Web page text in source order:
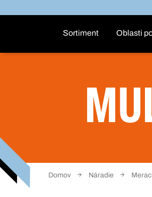
Sortiment Oblasti
Domov Náradie